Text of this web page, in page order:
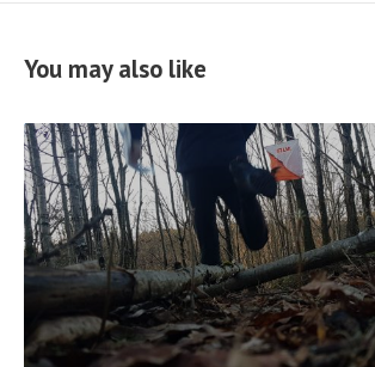
You may also like
READ
FULL
POST